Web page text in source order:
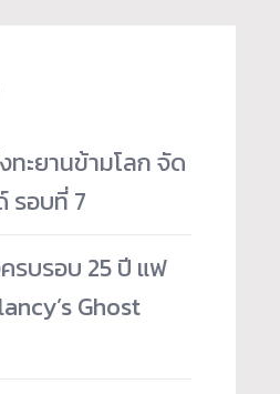
ทะยานข้ามโลก จัด
รอบที่ 7
รบรอบ 25 ปี แฟ
Ghost